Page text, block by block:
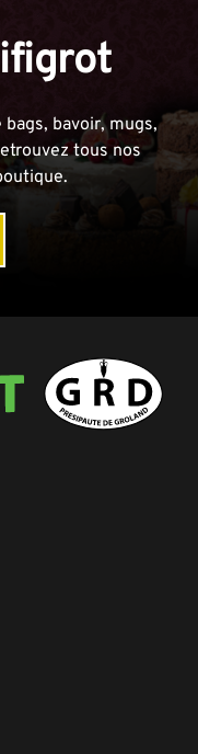
bavoir, mugs,
tous nos